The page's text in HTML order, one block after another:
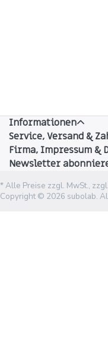
Informationen
Service, Versand &
Firma, Impressum &
Newsletter
* Alle Preise zzgl. MwSt., zzgl.
Copyright © 2026 subolab.